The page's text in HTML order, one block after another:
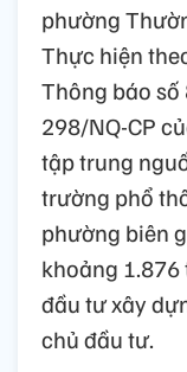
phường
Thực hiện
Thông báo số
298/NQ-CP
tập trung
trường phổ
phường biên
khoảng 1.876
đầu tư xây
chủ đầu tư.